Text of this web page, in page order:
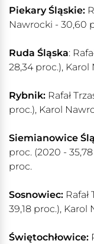
Piekary Śląskie:
Nawrocki - 30,60
Ruda Śląska:
28,34 proc.), Karol
Rybnik: Rafał
proc.), Karol
Siemianowice
proc. (2020 -
proc.
Sosnowiec:
39,18 proc.), Karol
Świętochłowice: